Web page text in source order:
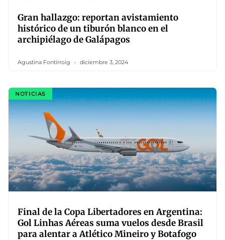
Gran hallazgo: reportan avistamiento
histórico de un tiburón blanco en el
archipiélago de Galápagos
Agustina Fontirroig diciembre 3, 2024
NOTICIAS
Final de la Copa Libertadores en Argentina:
Gol Linhas Aéreas suma vuelos desde Brasil
para alentar a Atlético Mineiro y Botafogo